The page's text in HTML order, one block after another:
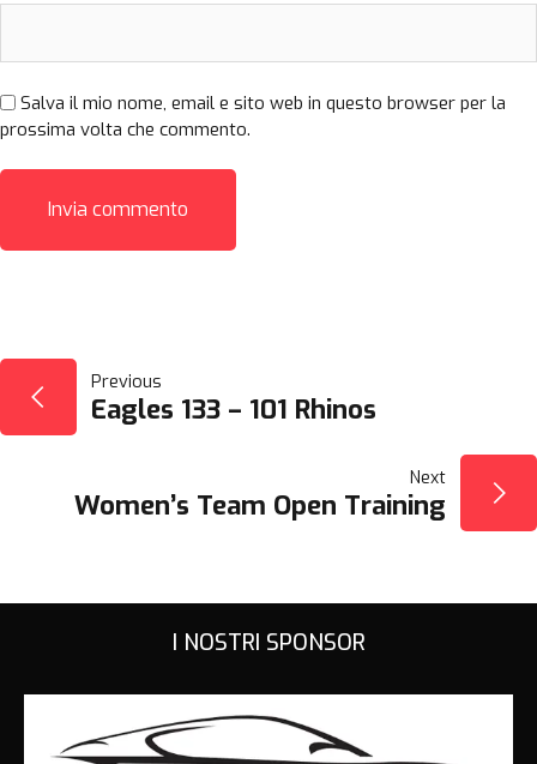
Salva il mio nome, email e sito web in questo browser per la
prossima volta che commento.
NAVIGAZIONE
ARTICOLI
Previous
Eagles 133 – 101 Rhinos
Next
Women’s Team Open Training
I NOSTRI SPONSOR